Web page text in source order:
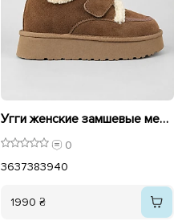
Угги женские замшевые мех 596186 Коричневый
0
3637383940
1990 ₴